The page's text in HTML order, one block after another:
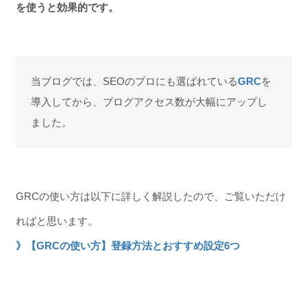
を使うと効果的です。
当ブログでは、SEOのプロにも選ばれているGRCを
導入してから、ブログアクセス数が大幅にアップし
ました。
GRCの使い方は以下に詳しく解説したので、ご覧いただけ
ればと思います。
》【GRCの使い方】登録方法とおすすめ設定6つ